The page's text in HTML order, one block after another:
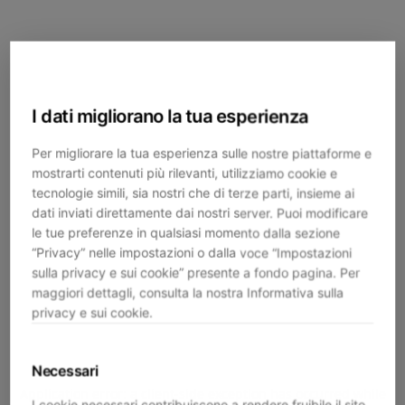
I dati migliorano la tua esperienza
Per migliorare la tua esperienza sulle nostre piattaforme e
mostrarti contenuti più rilevanti, utilizziamo cookie e
tecnologie simili, sia nostri che di terze parti, insieme ai
dati inviati direttamente dai nostri server. Puoi modificare
le tue preferenze in qualsiasi momento dalla sezione
“Privacy” nelle impostazioni o dalla voce “Impostazioni
sulla privacy e sui cookie” presente a fondo pagina. Per
maggiori dettagli, consulta la nostra Informativa sulla
privacy e sui cookie.
Necessari